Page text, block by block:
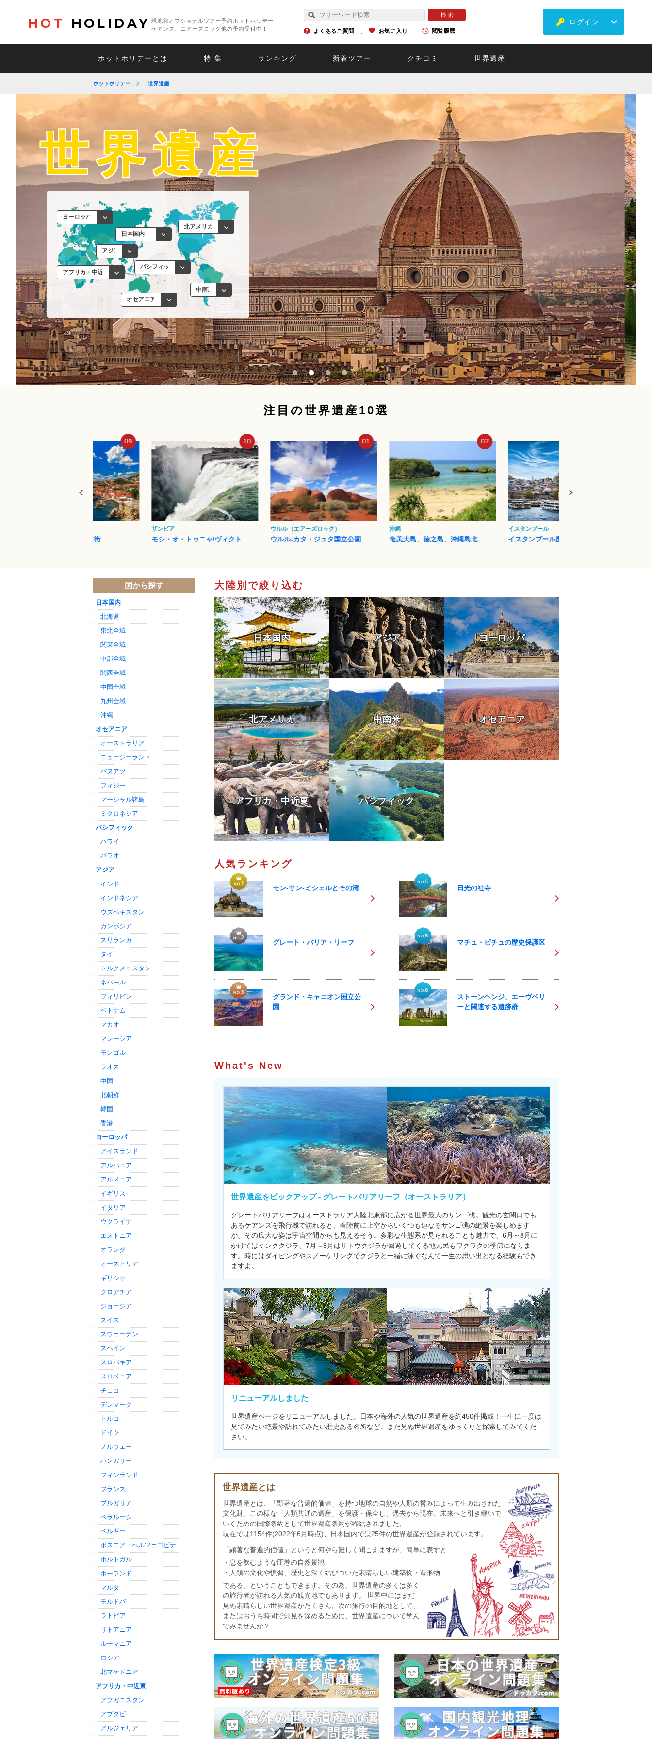
HOT HOLIDAY
現地発オプショナルツアー予約ホットホリデー
ケアンズ、エアーズロック他の予約受付中！
よくあるご質問 お気に入り 閲覧履歴
ログイン
ホットホリデーとは 特 集 ランキング 新着ツアー クチコミ 世界遺産
ホットホリデー 世界遺産
世界遺産
注目の世界遺産10選
10
モシ・オ・トゥニャ/ヴィクト...
01
ウルル（エアーズロック）
ウルル-カタ・ジュタ国立公園
02
沖縄
奄美大島、徳之島、沖縄島北...
03
イスタンブール
イスタンブール歴史地域
フィレンツェ
フィレンツェ歴史地区
大陸別で絞り込む
日本国内 アジア ヨーロッパ
北アメリカ 中南米 オセアニア
アフリカ・中近東 パシフィック
人気ランキング
モン-サン-ミシェルとその湾
グレート・バリア・リーフ
グランド・キャニオン国立公
園
日光の社寺
マチュ・ピチュの歴史保護区
ストーンヘンジ、エーヴベリ
ーと関連する遺跡群
What's New
世界遺産をピックアップ - グレートバリアリーフ（オーストラリア）
グレートバリアリーフはオーストラリア大陸北東部に広がる世界最大のサンゴ礁。観光の玄関口でも
あるケアンズを飛行機で訪れると、着陸前に上空からいくつも連なるサンゴ礁の絶景を楽しめます
が、その広大な姿は宇宙空間からも見えるそう。多彩な生態系が見られることも魅力で、6月～8月に
かけてはミンククジラ、7月～8月はザトウクジラが回遊してくる地元民もワクワクの季節になりま
す。時にはダイビングやスノーケリングでクジラと一緒に泳ぐなんて一生の思い出となる経験もでき
ますよ。
リニューアルしました
世界遺産ページをリニューアルしました。日本や海外の人気の世界遺産を約450件掲載！一生に一度は
見てみたい絶景や訪れてみたい歴史ある名所など、まだ見ぬ世界遺産をゆっくりと探索してみてくだ
さい。
世界遺産とは
世界遺産とは、「顕著な普遍的価値」を持つ地球の自然や人類の営みによって生み出された
文化財。この様な「人類共通の遺産」を保護・保全し、過去から現在、未来へと引き継いで
いくための国際条約として世界遺産条約が締結されました。
現在では1154件(2022年6月時点)、日本国内では25件の世界遺産が登録されています。
「顕著な普遍的価値」というと何やら難しく聞こえますが、簡単に表すと
・息を飲むような圧巻の自然景観
・人類の文化や慣習、歴史と深く結びついた素晴らしい建築物・造形物
である、ということもできます。その為、世界遺産の多くは多く
の旅行者が訪れる人気の観光地でもあります。 世界中にはまだ
見ぬ素晴らしい世界遺産がたくさん。次の旅行の目的地として、
またはおうち時間で知見を深めるために、世界遺産について学ん
でみませんか？
国から探す
日本国内
北海道
東北全域
関東全域
中部全域
関西全域
中国全域
九州全域
沖縄
オセアニア
オーストラリア
ニュージーランド
バヌアツ
フィジー
マーシャル諸島
ミクロネシア
パシフィック
ハワイ
パラオ
アジア
インド
インドネシア
ウズベキスタン
カンボジア
スリランカ
タイ
トルクメニスタン
ネパール
フィリピン
ベトナム
マカオ
マレーシア
モンゴル
ラオス
中国
北朝鮮
韓国
香港
ヨーロッパ
アイスランド
アルバニア
アルメニア
イギリス
イタリア
ウクライナ
エストニア
オランダ
オーストリア
ギリシャ
クロアチア
ジョージア
スイス
スウェーデン
スペイン
スロバキア
スロベニア
チェコ
デンマーク
トルコ
ドイツ
ノルウェー
ハンガリー
フィンランド
フランス
ブルガリア
ベラルーシ
ベルギー
ボスニア・ヘルツェゴビナ
ポルトガル
ポーランド
マルタ
モルドバ
ラトビア
リトアニア
ルーマニア
ロシア
北マケドニア
アフリカ・中近東
アフガニスタン
アブダビ
アルジェリア